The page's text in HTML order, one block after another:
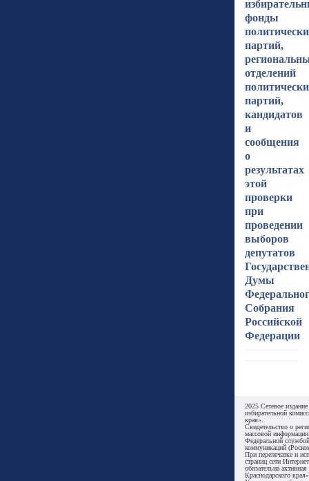
фонды
партий,
отделений
партий,
кандидатов
и
сообщения
о
результатах
этой
проверки
при
проведении
выборов
депутатов
Думы
Собрания
Российской
Федерации
2025 Сетевое
избирательной
края».
Свидетельство о
массовой
Федеральной
коммуникаций
При перепечатке и
страниц сети Интернет
обязательна
Краснодарского